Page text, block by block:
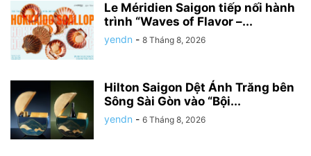
Le Méridien Saigon tiếp nối hành
trình “Waves of Flavor –...
yendn - 8 Tháng 8, 2026
Hilton Saigon Dệt Ánh Trăng bên
Sông Sài Gòn vào “Bội...
yendn - 6 Tháng 8, 2026